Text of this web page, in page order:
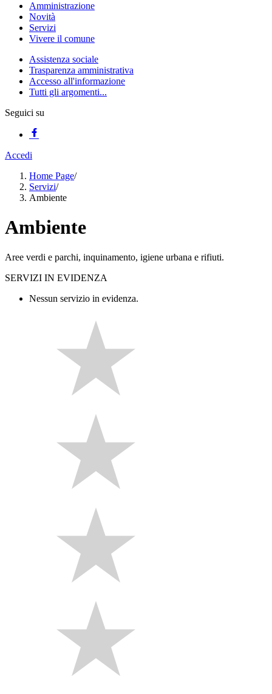
Amministrazione
Novità
Servizi
Vivere il comune
Assistenza sociale
Trasparenza amministrativa
Accesso all'informazione
Tutti gli argomenti...
Seguici su
Accedi
Home Page/
Servizi/
Ambiente
Ambiente
Aree verdi e parchi, inquinamento, igiene urbana e rifiuti.
SERVIZI IN EVIDENZA
Nessun servizio in evidenza.